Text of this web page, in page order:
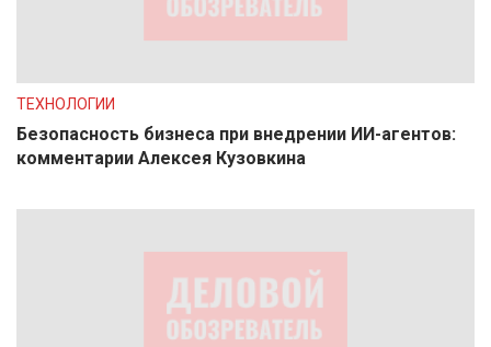
ТЕХНОЛОГИИ
Безопасность бизнеса при внедрении ИИ-агентов:
комментарии Алексея Кузовкина